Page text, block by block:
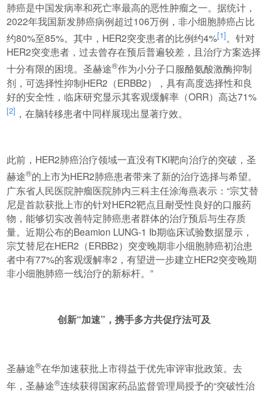
肺癌是中国发病率和死亡率最高的恶性肿瘤之一。据统计，
2022年我国新发肺癌病例超过106万例，非小细胞肺癌占比
约80%至85%。其中，HER2突变患者的比例约4%[1]。针对
HER2突变患者，过去曾存在预后普遍较差，且治疗方案选择
十分有限的困境。圣赫途®作为小分子口服酪氨酸激酶抑制
剂，可选择性抑制HER2（ERBB2），具有高度选择性和良
好的安全性，临床研究显示其客观缓解率（ORR）高达71%
[2] ，在脑转移患者中同样展现出显著疗效。
此前，HER2肺癌治疗领域一直没有TKI靶向治疗的突破，圣
赫途®的上市为HER2肺癌患者带来了新的治疗选择与希望。
广东省人民医院肿瘤医院肺内三科主任涂海燕表示：“宗艾替
尼是首款获批上市的针对HER2靶点且耐受性良好的口服药
物，能够切实改善特定肺癌患者群体的治疗预后与生存质
量。近期公布的Beamion LUNG-1 Ib期临床试验数据显示，
宗艾替尼在HER2（ERBB2）突变晚期非小细胞肺癌初治患
者中有77%的客观缓解率2，有望进一步建立HER2突变晚期
非小细胞肺癌一线治疗的新标杆。”
创新“加速”，携手多方共促疗法可及
圣赫途®在华加速获批上市得益于优先审评审批政策。去
年，圣赫途®连续获得国家药品监督管理局授予的“突破性治